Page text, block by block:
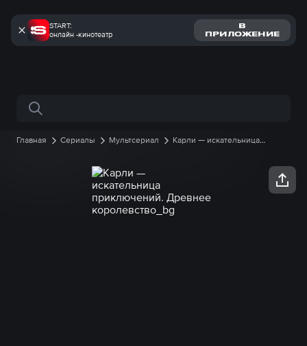
START:
онлайн -кинотеатр
В
ПРИЛОЖЕНИЕ
Поиск по сайту
Главная Сериалы Мультсериал
Карли — искательница